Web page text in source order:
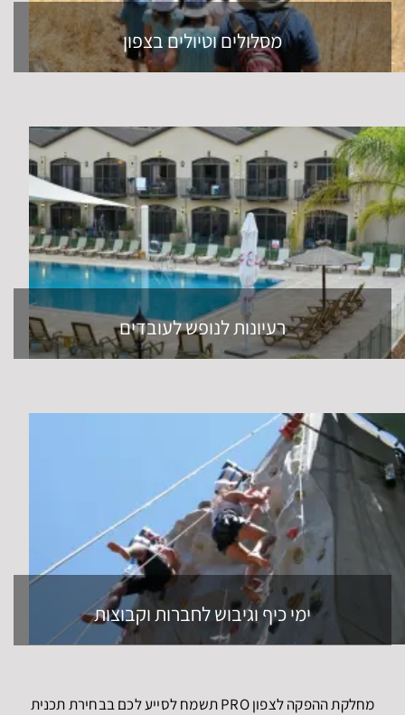
מסלולים וטיולים בצפון
רעיונות לנופש לעובדים
ימי כיף וגיבוש לחברות וקבוצות
מחלקת ההפקה לצפון PRO תשמח לסייע לכם בבחירת תכנית